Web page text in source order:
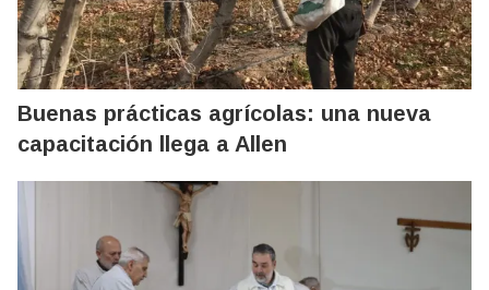
Buenas prácticas agrícolas: una nueva
capacitación llega a Allen